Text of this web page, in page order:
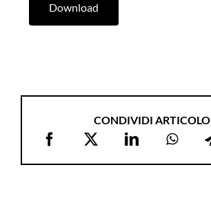
Download
CONDIVIDI ARTICOLO